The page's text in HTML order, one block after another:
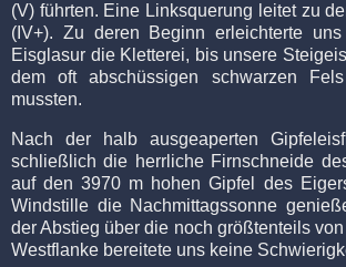
(V) führten. Eine Linksquerung leitet zu
(IV+). Zu deren Beginn erleichterte
Eisglasur die Kletterei, bis unsere
dem oft abschüssigen schwarzen
mussten.
Nach der halb ausgeaperten
schließlich die herrliche Firnschneide
auf den 3970 m hohen Gipfel des
Windstille die Nachmittagssonne
der Abstieg über die noch größtenteils
Westflanke bereitete uns keine